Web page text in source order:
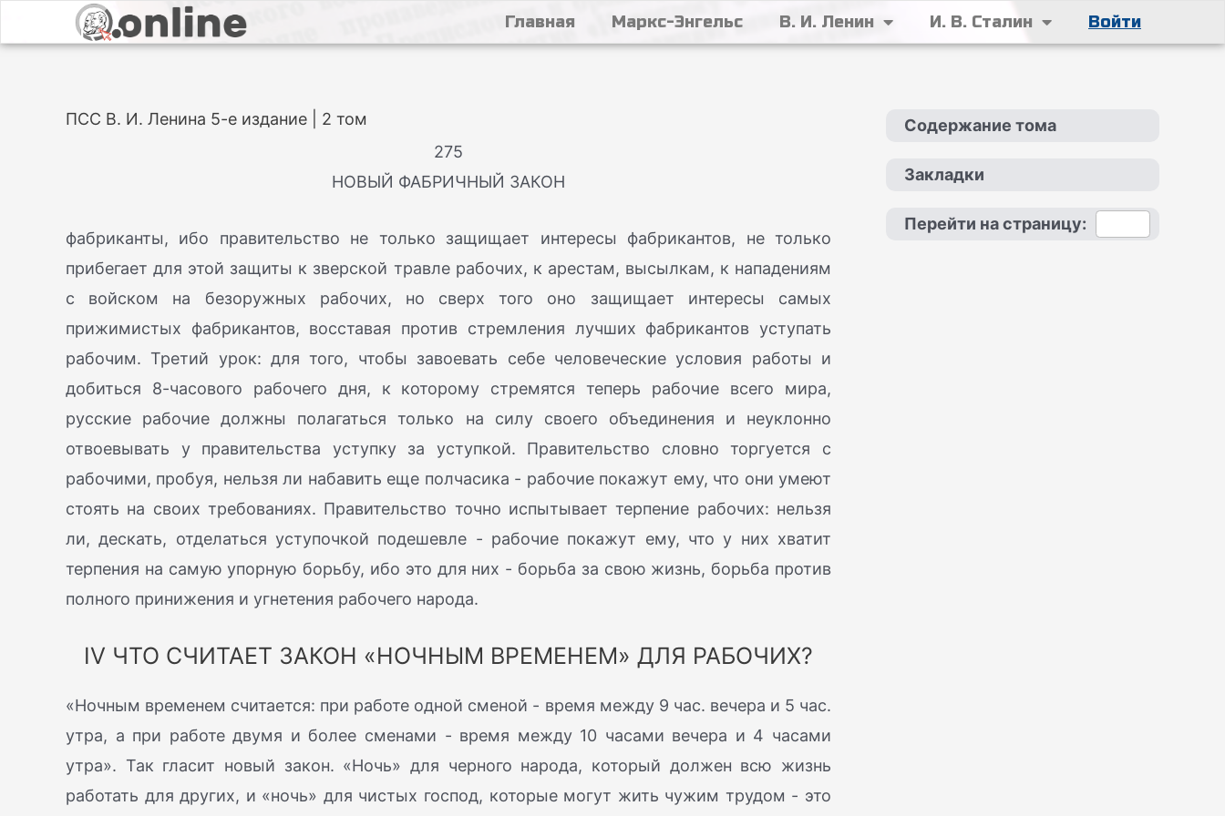
Главная Маркс-Энгельс В. И. Ленин И. В. Сталин Войти
ПСС В. И. Ленина 5-е издание | 2 том
275
НОВЫЙ ФАБРИЧНЫЙ ЗАКОН
фабриканты, ибо правительство не только защищает интересы фабрикантов, не только
прибегает для этой защиты к зверской травле рабочих, к арестам, высылкам, к нападениям
с войском на безоружных рабочих, но сверх того оно защищает интересы самых
прижимистых фабрикантов, восставая против стремления лучших фабрикантов уступать
рабочим. Третий урок: для того, чтобы завоевать себе человеческие условия работы и
добиться 8-часового рабочего дня, к которому стремятся теперь рабочие всего мира,
русские рабочие должны полагаться только на силу своего объединения и неуклонно
отвоевывать у правительства уступку за уступкой. Правительство словно торгуется с
рабочими, пробуя, нельзя ли набавить еще полчасика - рабочие покажут ему, что они умеют
стоять на своих требованиях. Правительство точно испытывает терпение рабочих: нельзя
ли, дескать, отделаться уступочкой подешевле - рабочие покажут ему, что у них хватит
терпения на самую упорную борьбу, ибо это для них - борьба за свою жизнь, борьба против
полного принижения и угнетения рабочего народа.
IV ЧТО СЧИТАЕТ ЗАКОН «НОЧНЫМ ВРЕМЕНЕМ» ДЛЯ РАБОЧИХ?
«Ночным временем считается: при работе одной сменой - время между 9 час. вечера и 5 час.
утра, а при работе двумя и более сменами - время между 10 часами вечера и 4 часами
утра». Так гласит новый закон. «Ночь» для черного народа, который должен всю жизнь
работать для других, и «ночь» для чистых господ, которые могут жить чужим трудом - это
Содержание тома
Закладки
Перейти на страницу: